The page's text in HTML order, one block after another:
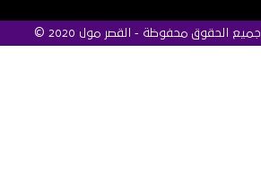
جميع الحقوق محفوظة - القصر مول 2020 ©